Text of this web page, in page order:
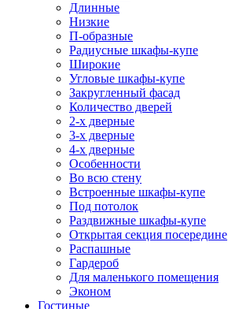
Длинные
Низкие
П-образные
Радиусные шкафы-купе
Широкие
Угловые шкафы-купе
Закругленный фасад
Количество дверей
2-х дверные
3-х дверные
4-х дверные
Особенности
Во всю стену
Встроенные шкафы-купе
Под потолок
Раздвижные шкафы-купе
Открытая секция посередине
Распашные
Гардероб
Для маленького помещения
Эконом
Гостиные